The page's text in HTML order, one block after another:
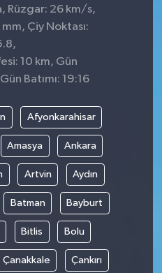
Rüzgar: 26 km/s,
mm, Çiy Noktası:
10 km, Gün
Batımı: 19:16
Afyonkarahisar
Amasya Ankara
Artvin Aydın
Batman Bayburt
Bitlis Bolu
Çanakkale Çankırı